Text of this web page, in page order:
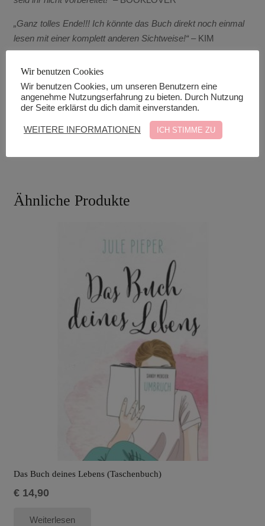
„Ganz tolles Ende!!! Ich könnte das Buch direkt noch einmal
lesen mit einer komplett anderen Sichtweise!“– KIM
Produktdetails
Taschenbuch
Ähnliche Produkte
Das Buch deines Lebens (Taschenbuch)
€14,90
Weiterlesen
Wir benutzen Cookies
Wir benutzen Cookies, um unseren Benutzern eine
angenehme Nutzungserfahrung zu bieten. Durch Nutzung
der Seite erklärst du dich damit einverstanden.
WEITERE INFORMATIONEN ICH STIMME ZU